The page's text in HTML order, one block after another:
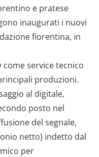
e pratese
inaugurati i nuovi
fiorentina, in
come service tecnico
produzioni.
al digitale,
posto nel
del segnale,
netto) indetto dal
per